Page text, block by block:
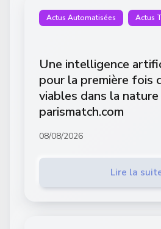
Actus Automatisées Actus
Une intelligence
pour la première fois
viables dans la nature
parismatch.com
08/08/2026
Lire la